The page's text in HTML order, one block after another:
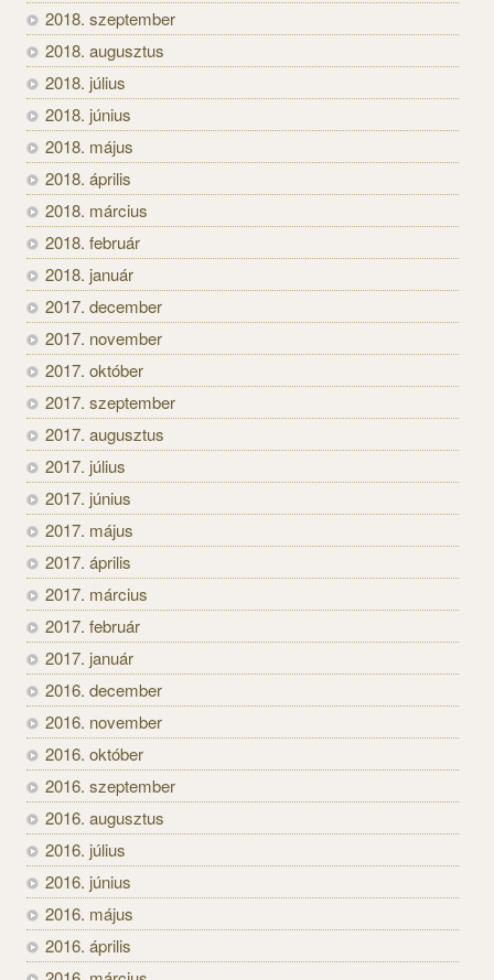
2018. szeptember
2018. augusztus
2018. július
2018. június
2018. május
2018. április
2018. március
2018. február
2018. január
2017. december
2017. november
2017. október
2017. szeptember
2017. augusztus
2017. július
2017. június
2017. május
2017. április
2017. március
2017. február
2017. január
2016. december
2016. november
2016. október
2016. szeptember
2016. augusztus
2016. július
2016. június
2016. május
2016. április